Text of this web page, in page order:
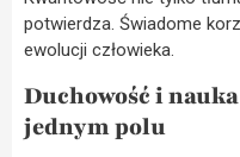
potwierdza. Świadome
ewolucji człowieka.
Duchowość i
jednym polu